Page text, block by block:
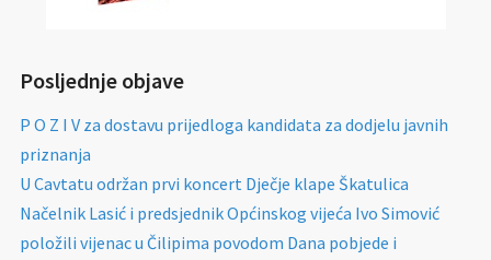
Posljednje objave
P O Z I V za dostavu prijedloga kandidata za dodjelu javnih
priznanja
U Cavtatu održan prvi koncert Dječje klape Škatulica
Načelnik Lasić i predsjednik Općinskog vijeća Ivo Simović
položili vijenac u Čilipima povodom Dana pobjede i